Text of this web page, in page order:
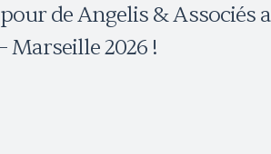
de Angelis & Associés
Marseille 2026 !